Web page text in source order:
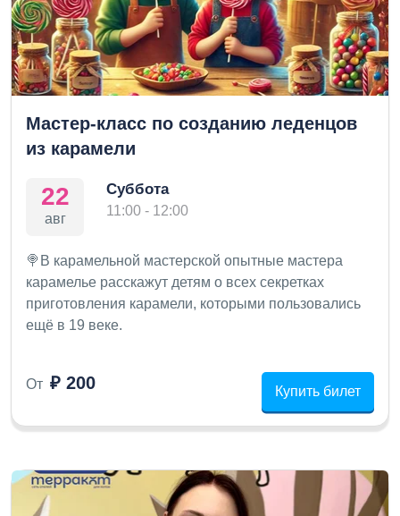
Мастер-класс по созданию леденцов
из карамели
22
авг
Суббота
11:00 - 12:00
🍭В карамельной мастерской опытные мастера
карамелье расскажут детям о всех секретках
приготовления карамели, которыми пользовались
ещё в 19 веке.
От ₽ 200 Купить билет